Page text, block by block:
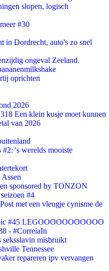
slopen, logisch
#30
in Dordrecht, auto's zo snel
ongeval Zeeland.
oprichten
2026
Een klein kusje moet kunnen
van 2026
's werelds mooiste
sponsored by TONZON
#4
met een vleugje cynisme de
#45 LEGOOOOOOOOOOO
- #CorreiaIn
seksslavin misbruikt
Tennessee
repareren ipv vervangen